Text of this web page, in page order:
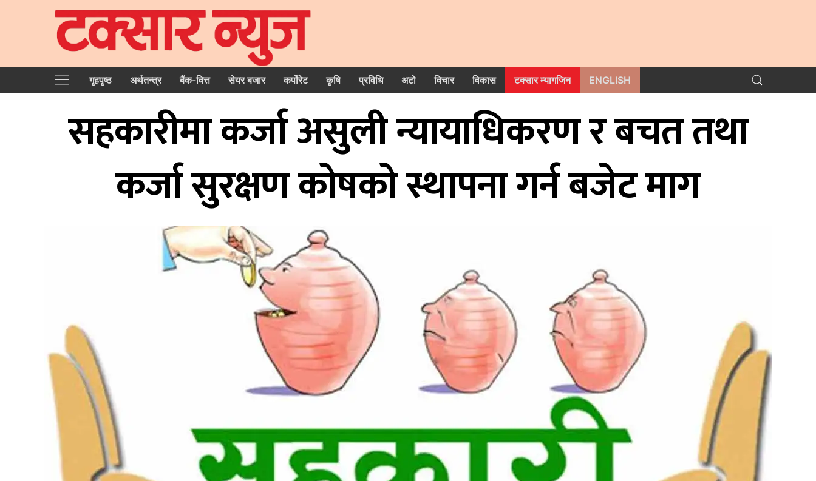
गृहपृष्‍ठ अर्थतन्त्र बैंक-वित्त सेयर बजार कर्पोरेट कृषि प्रविधि अटो विचार विकास टक्सार म्यागजिन ENGLISH
सहकारीमा कर्जा असुली न्यायाधिकरण र बचत तथा
कर्जा सुरक्षण कोषको स्थापना गर्न बजेट माग